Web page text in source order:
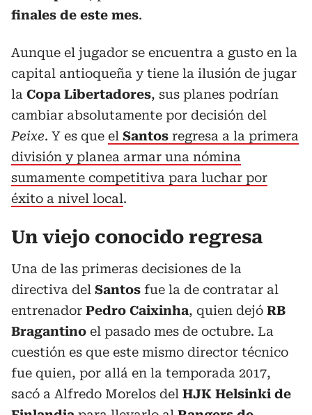
finales de este mes.
Aunque el jugador se encuentra a gusto en la
capital antioqueña y tiene la ilusión de jugar
la Copa Libertadores, sus planes podrían
cambiar absolutamente por decisión del
Peixe. Y es que el Santos regresa a la primera
división y planea armar una nómina
sumamente competitiva para luchar por
éxito a nivel local.
Un viejo conocido regresa
Una de las primeras decisiones de la
directiva del Santos fue la de contratar al
entrenador Pedro Caixinha, quien dejó RB
Bragantino el pasado mes de octubre. La
cuestión es que este mismo director técnico
fue quien, por allá en la temporada 2017,
sacó a Alfredo Morelos del HJK Helsinki de